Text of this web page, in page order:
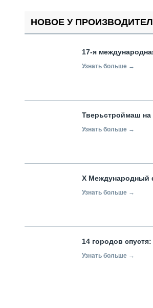
НОВОЕ У
17-я
Узнать больше →
Тверьстроймаш на
Узнать больше →
X Международный
Узнать больше →
14 городов
Узнать больше →